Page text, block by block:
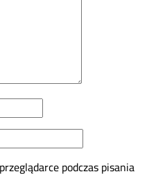
podczas pisania